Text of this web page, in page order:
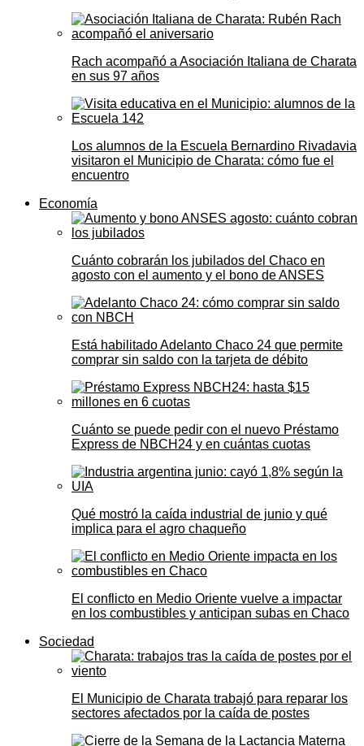
Rach acompañó a Asociación Italiana de Charata
en sus 97 años
Los alumnos de la Escuela Bernardino Rivadavia
visitaron el Municipio de Charata: cómo fue el
encuentro
Economía
Cuánto cobrarán los jubilados del Chaco en
agosto con el aumento y el bono de ANSES
Está habilitado Adelanto Chaco 24 que permite
comprar sin saldo con la tarjeta de débito
Cuánto se puede pedir con el nuevo Préstamo
Express de NBCH24 y en cuántas cuotas
Qué mostró la caída industrial de junio y qué
implica para el agro chaqueño
El conflicto en Medio Oriente vuelve a impactar
en los combustibles y anticipan subas en Chaco
Sociedad
El Municipio de Charata trabajó para reparar los
sectores afectados por la caída de postes